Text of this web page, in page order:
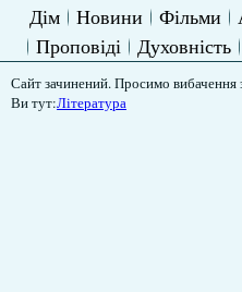
Дім Новини Фільми
Проповіді
Духовність
Сайт зачинений. Просимо вибачення
Ви тут:Література